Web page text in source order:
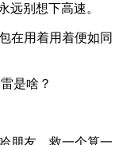
远别想下高速。
在用着用着便如同
是啥？